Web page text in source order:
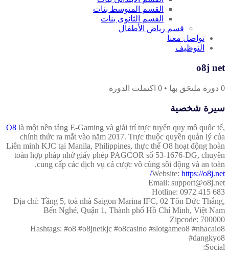
القسم المتوسط بنات
القسم الثانوى بنات
قسم رياض الأطفال
تواصل معنا
التوظيف
o8j net
0 دورة ملتحَق بها •
0 اكتملت الدورة
سيرة شخصية
O8 là một nền tảng E-Gaming và giải trí trực tuyến quy mô quốc tế,
chính thức ra mắt vào năm 2017. Trực thuộc quyền quản lý của
Liên minh KJC tại Manila, Philippines, thực thể O8 hoạt động hoàn
toàn hợp pháp nhờ giấy phép PAGCOR số 53-1676-DG, chuyên
cung cấp các dịch vụ cá cược vô cùng sôi động và an toàn.
Website: https://o8j.net/
Email: support@o8j.net
Hotline: 0972 415 683
Địa chỉ: Tầng 5, toà nhà Saigon Marina IFC, 02 Tôn Đức Thắng,
Bến Nghé, Quận 1, Thành phố Hồ Chí Minh, Việt Nam
Zipcode: 700000
Hashtags: #o8 #o8jnetkjc #o8casino #slotgameo8 #nhacaio8
#dangkyo8
Social: